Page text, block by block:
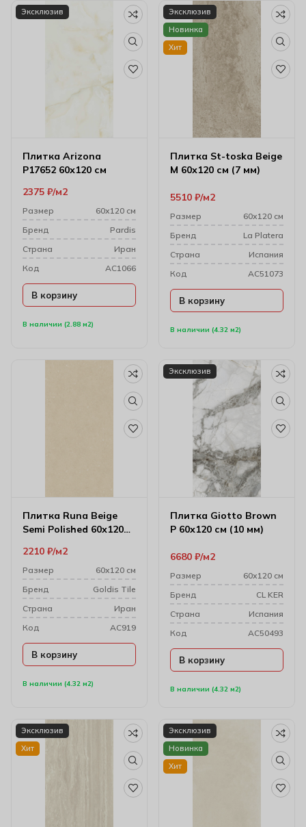
Эксклюзив
Плитка Arizona
P17652 60х120 см
В наличии (2.88 м2)
2375 ₽ м2
Размер
60х120 см
Бренд
Pardis
Cтрана
Иран
Код
AC1066
В корзину
Эксклюзив
Новинка
Хит
Плитка St-toska Beige
M 60х120 см (7 мм)
В наличии (4.32 м2)
5510 ₽ м2
Размер
60х120 см
Бренд
La Platera
Cтрана
Испания
Код
AC51073
В корзину
Плитка Runa Beige
Semi Polished 60х120
В наличии (4.32 м2)
2210 ₽ м2
Размер
60х120 см
Бренд
Goldis Tile
Cтрана
Иран
Код
AC919
В корзину
Эксклюзив
Плитка Giotto Brown
P 60х120 см (10 мм)
В наличии (4.32 м2)
6680 ₽ м2
Размер
60х120 см
Бренд
CL KER
Cтрана
Испания
Код
AC50493
В корзину
Эксклюзив
Хит
Эксклюзив
Новинка
Хит